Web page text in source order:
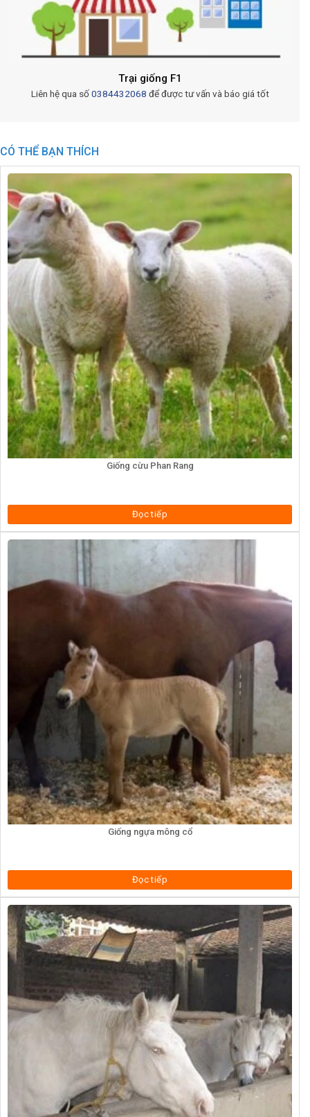
Trại giống F1
Liên hệ qua số0384432068 để được tư vấn và báo giá tốt
CÓ THỂ BẠN THÍCH
Giống cừu Phan Rang
Đọc tiếp
Giống ngựa mông cổ
Đọc tiếp